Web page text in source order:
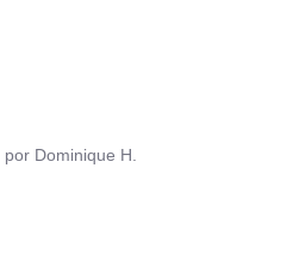
por Dominique H.